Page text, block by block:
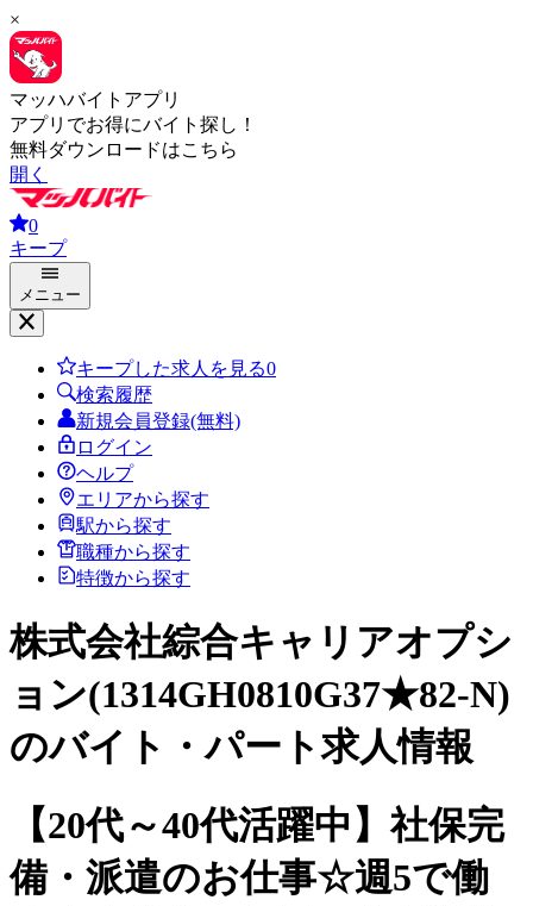
×
マッハバイトアプリ
アプリでお得にバイト探し！
無料ダウンロードはこちら
開く
0
キープ
メニュー
キープした求人を見る0
検索履歴
新規会員登録(無料)
ログイン
ヘルプ
エリアから探す
駅から探す
職種から探す
特徴から探す
株式会社綜合キャリアオプシ
ョン(1314GH0810G37★82-N)
のバイト・パート求人情報
【20代～40代活躍中】社保完
備・派遣のお仕事☆週5で働